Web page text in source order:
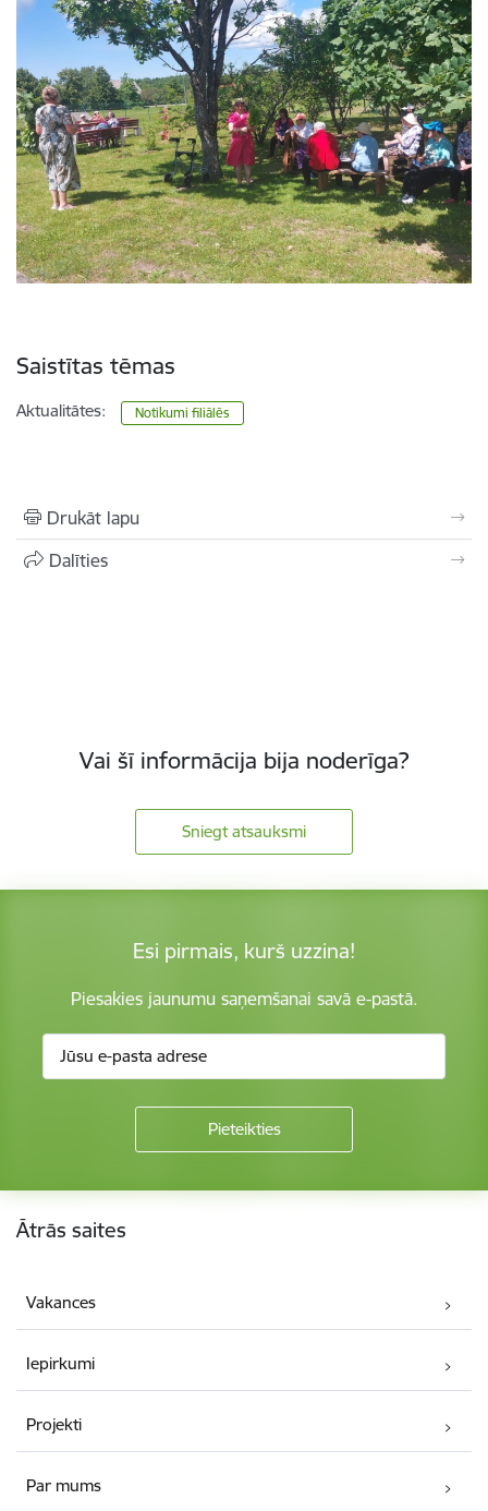
Saistītas tēmas
Aktualitātes: Notikumi filiālēs
Drukāt lapu
Dalīties
Vai šī informācija bija noderīga?
Sniegt atsauksmi
Esi pirmais, kurš uzzina!
Piesakies jaunumu saņemšanai savā e-pastā.
Kājene
Ātrās saites
Vakances
Iepirkumi
Projekti
Par mums